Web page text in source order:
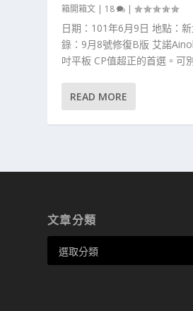
箱開箱文 | 18 |
日期：101年6月9日 地點：
錄：9月8號修復B版 艾諾
吋平板 CP值超正的首選。可
READ MORE
文章分類